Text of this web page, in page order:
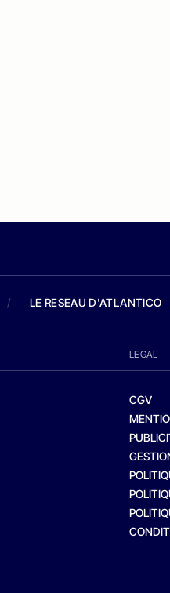
/ LE RESEAU D'ATLANTICO
LEGAL
CGV